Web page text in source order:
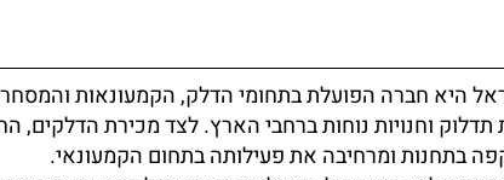
היא חברה הפועלת בתחומי הדלק, הקמעונאות
וחנויות נוחות ברחבי הארץ. לצד מכירת הדלקים,
בתחנות ומרחיבה את פעילותה בתחום הקמעונאי.